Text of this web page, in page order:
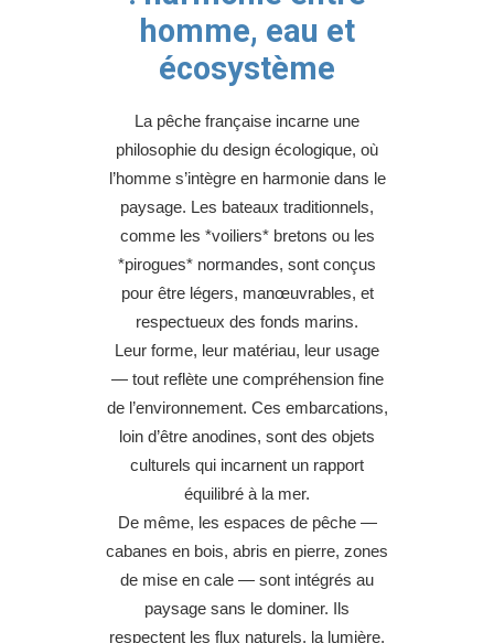
homme, eau et
écosystème
La pêche française incarne une
philosophie du design écologique, où
l’homme s’intègre en harmonie dans le
paysage. Les bateaux traditionnels,
comme les *voiliers* bretons ou les
*pirogues* normandes, sont conçus
pour être légers, manœuvrables, et
respectueux des fonds marins.
Leur forme, leur matériau, leur usage
— tout reflète une compréhension fine
de l’environnement. Ces embarcations,
loin d’être anodines, sont des objets
culturels qui incarnent un rapport
équilibré à la mer.
De même, les espaces de pêche —
cabanes en bois, abris en pierre, zones
de mise en cale — sont intégrés au
paysage sans le dominer. Ils
respectent les flux naturels, la lumière,